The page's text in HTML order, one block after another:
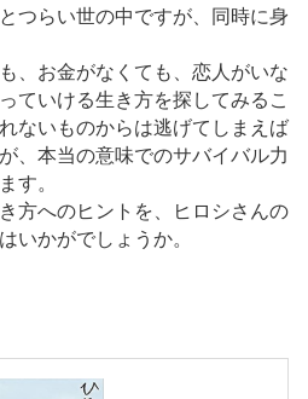
つらい世の中ですが、同時に身
、お金がなくても、恋人がいな
ていける生き方を探してみるこ
ないものからは逃げてしまえば
、本当の意味でのサバイバル力
す。
方へのヒントを、ヒロシさんの
いかがでしょうか。